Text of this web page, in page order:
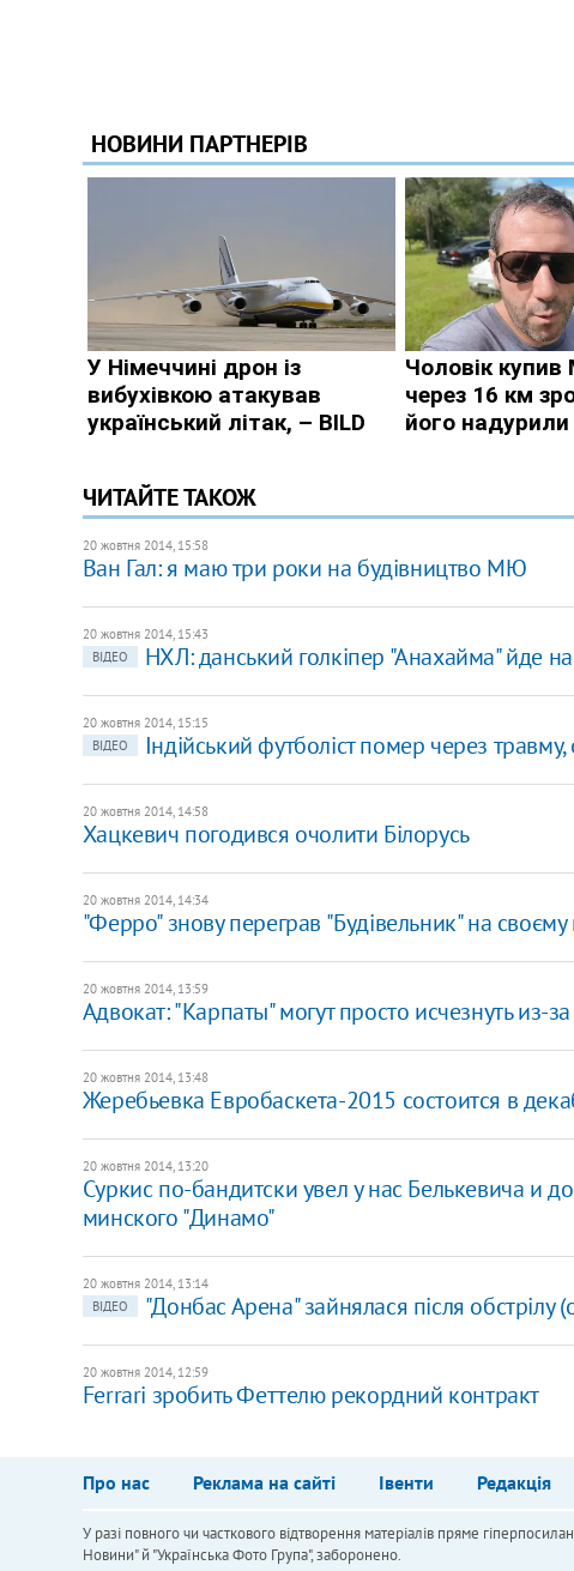
ЧИТАЙТЕ ТАКОЖ
20 жовтня 2014, 15:58
Ван Гал: я маю три роки на будівництво МЮ
20 жовтня 2014, 15:43
ВІДЕО
НХЛ: данський голкіпер "Анахайма" йде
20 жовтня 2014, 15:15
ВІДЕО
Індійський футболіст помер через
20 жовтня 2014, 14:58
Хацкевич погодився очолити Білорусь
20 жовтня 2014, 14:34
"Ферро" знову переграв "Будівельник" на своєму
20 жовтня 2014, 13:59
Адвокат: "Карпаты" могут просто исчезнуть из-
20 жовтня 2014, 13:48
Жеребьевка Евробаскета-2015 состоится в
20 жовтня 2014, 13:20
Суркис по-бандитски увел у нас Белькевича и
минского "Динамо"
20 жовтня 2014, 13:14
ВІДЕО
"Донбас Арена" зайнялася після обстрілу
20 жовтня 2014, 12:59
Ferrari зробить Феттелю рекордний контракт
Про нас Реклама на сайті Івенти Редакція
У разі повного чи часткового відтворення матеріалів пряме
Новини" й "Українська Фото Група", заборонено.